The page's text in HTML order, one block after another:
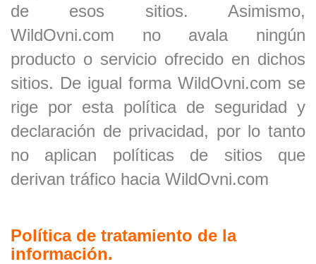
de esos sitios. Asimismo,
WildOvni.com no avala ningún
producto o servicio ofrecido en dichos
sitios. De igual forma WildOvni.com se
rige por esta política de seguridad y
declaración de privacidad, por lo tanto
no aplican políticas de sitios que
derivan tráfico hacia WildOvni.com
Política de tratamiento de la
información.